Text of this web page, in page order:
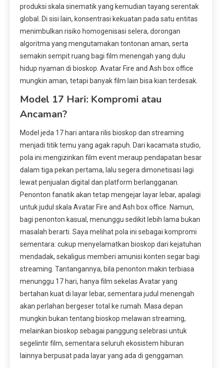
produksi skala sinematik yang kemudian tayang serentak
global. Di sisi lain, konsentrasi kekuatan pada satu entitas
menimbulkan risiko homogenisasi selera, dorongan
algoritma yang mengutamakan tontonan aman, serta
semakin sempit ruang bagi film menengah yang dulu
hidup nyaman di bioskop. Avatar Fire and Ash box office
mungkin aman, tetapi banyak film lain bisa kian terdesak.
Model 17 Hari: Kompromi atau
Ancaman?
Model jeda 17 hari antara rilis bioskop dan streaming
menjadi titik temu yang agak rapuh. Dari kacamata studio,
pola ini mengizinkan film event meraup pendapatan besar
dalam tiga pekan pertama, lalu segera dimonetisasi lagi
lewat penjualan digital dan platform berlangganan.
Penonton fanatik akan tetap mengejar layar lebar, apalagi
untuk judul skala Avatar Fire and Ash box office. Namun,
bagi penonton kasual, menunggu sedikit lebih lama bukan
masalah berarti. Saya melihat pola ini sebagai kompromi
sementara: cukup menyelamatkan bioskop dari kejatuhan
mendadak, sekaligus memberi amunisi konten segar bagi
streaming. Tantangannya, bila penonton makin terbiasa
menunggu 17 hari, hanya film sekelas Avatar yang
bertahan kuat di layar lebar, sementara judul menengah
akan perlahan bergeser total ke rumah. Masa depan
mungkin bukan tentang bioskop melawan streaming,
melainkan bioskop sebagai panggung selebrasi untuk
segelintir film, sementara seluruh ekosistem hiburan
lainnya berpusat pada layar yang ada di genggaman.